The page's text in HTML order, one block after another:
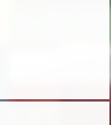
średniowieczną i